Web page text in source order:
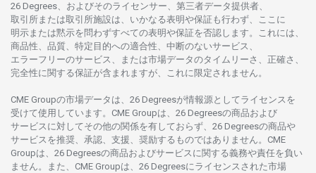
26 Degrees、 およびそのライセンサー、 第三者データ提供者、
取引所または取引所施設は、いかなる表明や保証も行わず、
ここに
明示または黙示を問わずすべての表明や保証を否認し ます。
これには、
商品性、品質、 特定目的への適合性、 中断のないサービス、
エラーフリーのサービス、 または市場データのタイムリーさ、正確さ、
完全性に関する保証が含まれますが、これに限定さ れません。
CME Groupの市場データは、26 Degreesが情報源としてライセンスを
受けて使用しています。 CME Groupは、26 Degreesの商品および
サービスに対してその他の関係を有しておらず、26 Degreesの商品や
サービスを推奨、承認、支援、 奨励するものではありません。 CME
Groupは、26 Degreesの商品およびサービスに関する義務や責任を負い
ません。また、CME Groupは、26 Degreesに ライセンスさ れた市場